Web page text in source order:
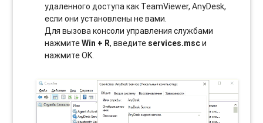
удаленного доступа как TeamViewer, AnyDesk,
если они установлены не вами.
Для вызова консоли управления службами
нажмитеWin + R, введите services.mscи
нажмите OK.